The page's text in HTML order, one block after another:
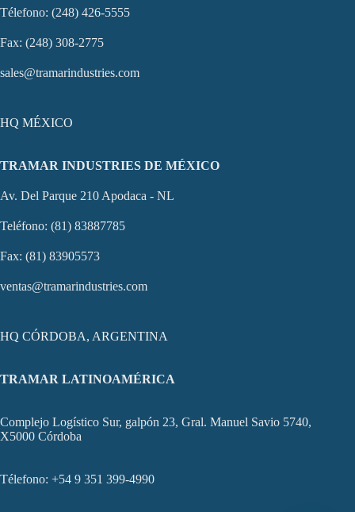
Télefono: (248) 426-5555
Fax: (248) 308-2775
sales@tramarindustries.com
HQ MÉXICO
TRAMAR INDUSTRIES DE MÉXICO
Av. Del Parque 210 Apodaca - NL
Teléfono: (81) 83887785
Fax: (81) 83905573
ventas@tramarindustries.com
HQ CÓRDOBA, ARGENTINA
TRAMAR LATINOAMÉRICA
Complejo Logístico Sur, galpón 23, Gral. Manuel Savio 5740,
X5000 Córdoba
Télefono: +54 9 351 399-4990